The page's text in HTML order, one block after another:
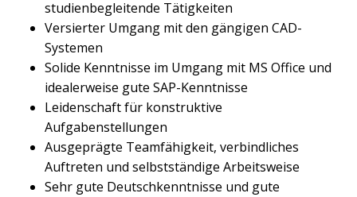
studienbegleitende Tätigkeiten
Versierter Umgang mit den gängigen CAD-
Systemen
Solide Kenntnisse im Umgang mit MS Office und
idealerweise gute SAP-Kenntnisse
Leidenschaft für konstruktive
Aufgabenstellungen
Ausgeprägte Teamfähigkeit, verbindliches
Auftreten und selbstständige Arbeitsweise
Sehr gute Deutschkenntnisse und gute